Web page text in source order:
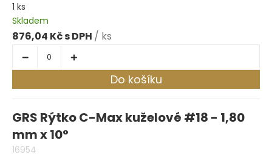
1 ks
Skladem
876,04 Kč / ks
Do košíku
GRS Rýtko C-Max kuželové #18 - 1,80
mm x 10°
16954